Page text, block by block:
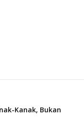
Kanak, Bukan